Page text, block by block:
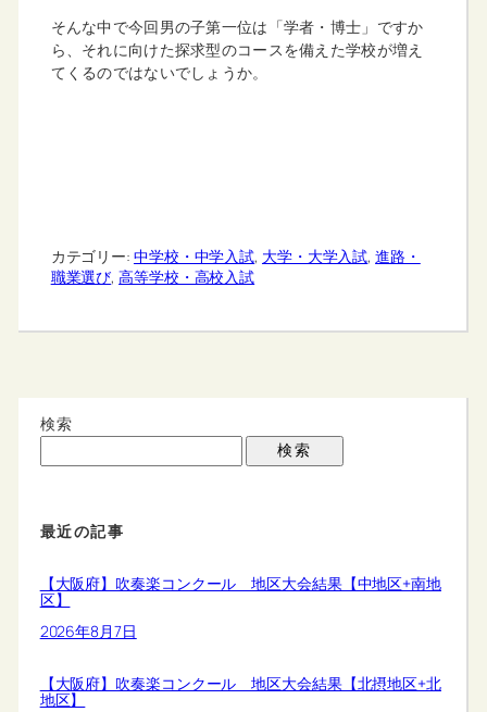
そんな中で今回男の子第一位は「学者・博士」ですか
ら、それに向けた探求型のコースを備えた学校が増え
てくるのではないでしょうか。
カテゴリー: 中学校・中学入試, 大学・大学入試, 進路・
職業選び, 高等学校・高校入試
検索
検索
最近の記事
【大阪府】吹奏楽コンクール 地区大会結果【中地区+南地
区】
2026年8月7日
【大阪府】吹奏楽コンクール 地区大会結果【北摂地区+北
地区】